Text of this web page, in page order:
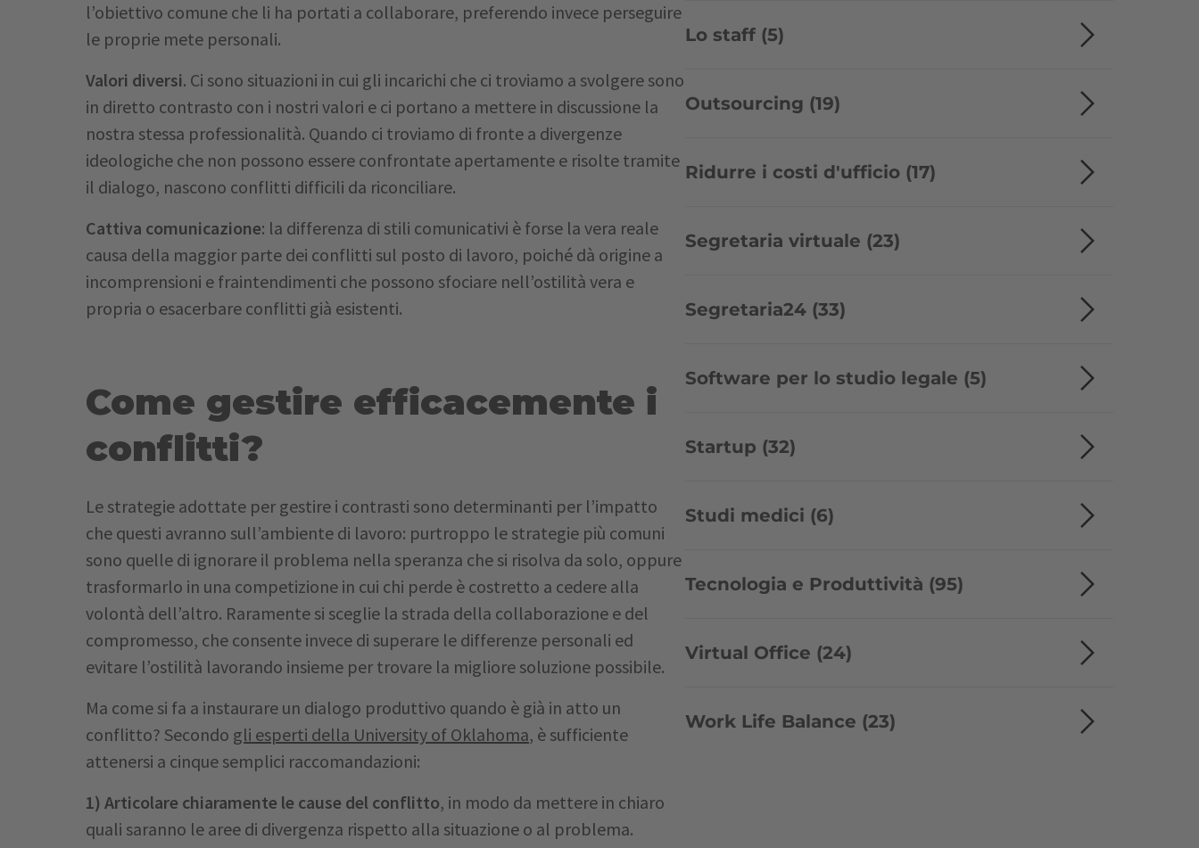
l’obiettivo comune che li ha portati a collaborare, preferendo invece perseguire
le proprie mete personali.
Valori diversi. Ci sono situazioni in cui gli incarichi che ci troviamo a svolgere sono
in diretto contrasto con i nostri valori e ci portano a mettere in discussione la
nostra stessa professionalità. Quando ci troviamo di fronte a divergenze
ideologiche che non possono essere confrontate apertamente e risolte tramite
il dialogo, nascono conflitti difficili da riconciliare.
Cattiva comunicazione: la differenza di stili comunicativi è forse la vera reale
causa della maggior parte dei conflitti sul posto di lavoro, poiché dà origine a
incomprensioni e fraintendimenti che possono sfociare nell’ostilità vera e
propria o esacerbare conflitti già esistenti.
Come gestire efficacemente i
conflitti?
Le strategie adottate per gestire i contrasti sono determinanti per l’impatto
che questi avranno sull’ambiente di lavoro: purtroppo le strategie più comuni
sono quelle di ignorare il problema nella speranza che si risolva da solo, oppure
trasformarlo in una competizione in cui chi perde è costretto a cedere alla
volontà dell’altro. Raramente si sceglie la strada della collaborazione e del
compromesso, che consente invece di superare le differenze personali ed
evitare l’ostilità lavorando insieme per trovare la migliore soluzione possibile.
Ma come si fa a instaurare un dialogo produttivo quando è già in atto un
conflitto? Secondo gli esperti della University of Oklahoma, è sufficiente
attenersi a cinque semplici raccomandazioni:
1) Articolare chiaramente le cause del conflitto, in modo da mettere in chiaro
quali saranno le aree di divergenza rispetto alla situazione o al problema.
Lo staff (5)
Outsourcing (19)
Ridurre i costi d'ufficio (17)
Segretaria virtuale (23)
Segretaria24 (33)
Software per lo studio legale (5)
Startup (32)
Studi medici (6)
Tecnologia e Produttività (95)
Virtual Office (24)
Work Life Balance (23)